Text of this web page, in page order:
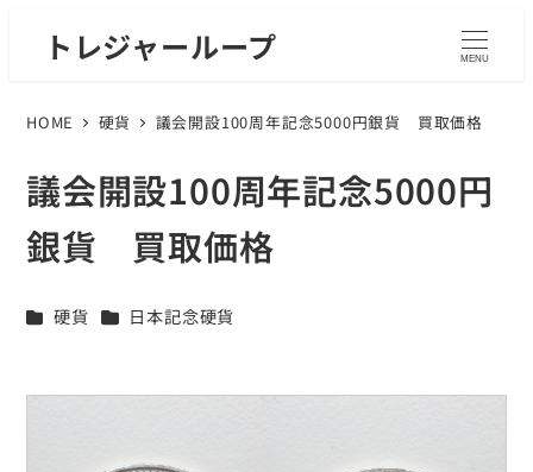
トレジャーループ MENU
HOME 硬貨 議会開設100周年記念5000円銀貨 買取価格
議会開設100周年記念5000円
銀貨 買取価格
カテゴリー
硬貨 カテゴリー
日本記念硬貨